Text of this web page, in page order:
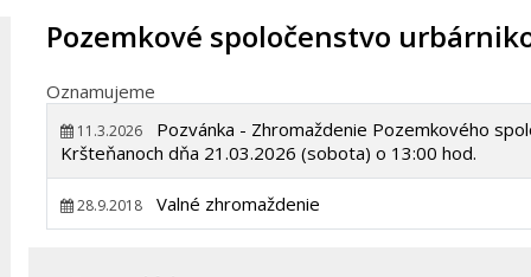
Pozemkové spoločenstvo
Oznamujeme
11.3.2026
Pozvánka - Zhromaždenie Pozemkového
Kršteňanoch dňa 21.03.2026 (sobota) o 13:00 hod.
28.9.2018 Valné zhromaždenie